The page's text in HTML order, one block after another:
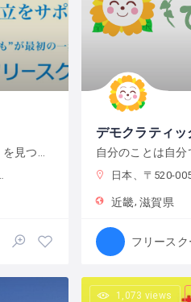
デモクラティ
日本、〒520-0054 滋賀県大
近畿 滋賀県
1,073 views